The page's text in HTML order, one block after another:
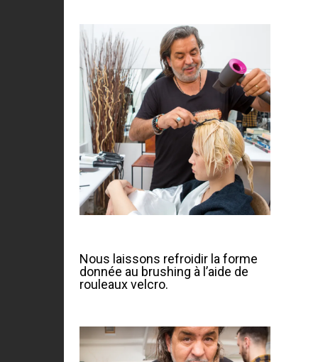
Nous laissons refroidir la forme
donnée au brushing à l’aide de
rouleaux velcro.